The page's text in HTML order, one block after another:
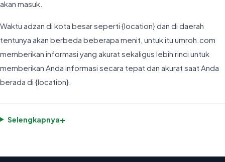
akan masuk.
Waktu adzan di kota besar seperti {location} dan di daerah
tentunya akan berbeda beberapa menit, untuk itu umroh.com
memberikan informasi yang akurat sekaligus lebih rinci untuk
memberikan Anda informasi secara tepat dan akurat saat Anda
berada di {location}.
Selengkapnya+